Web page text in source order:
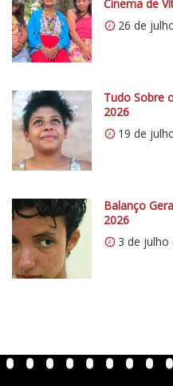
:
/
/
0
.
w
.
c
o
m
/
v
n
Cinema de
26 de
Tudo Sobre
2026
19 de
Balanço
2026
3 de julho